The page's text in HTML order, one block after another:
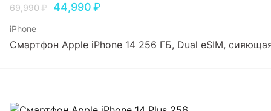
69,990₽ 44,990₽
iPhone
Смартфон Apple iPhone 14 256 ГБ, Dual еSIM,